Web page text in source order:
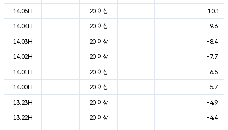
14.05H
20 이상
-10.1
14.04H
20 이상
-9.6
14.03H
20 이상
-8.4
14.02H
20 이상
-7.7
14.01H
20 이상
-6.5
14.00H
20 이상
-5.7
13.23H
20 이상
-4.9
13.22H
20 이상
-4.4